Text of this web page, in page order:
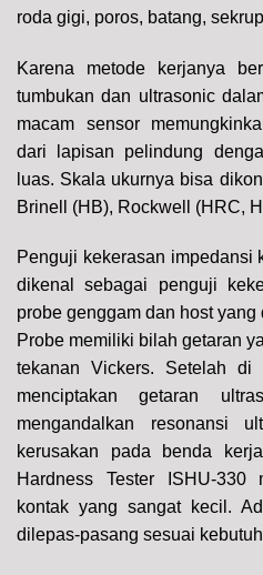
roda gigi, poros, batang,
Karena metode kerjanya
tumbukan dan ultrasonic
macam sensor
dari lapisan pelindung
luas. Skala ukurnya bisa
Brinell (HB), Rockwell (HRC,
Penguji kekerasan impedansi
dikenal sebagai penguji
probe genggam dan host
Probe memiliki bilah getaran
tekanan Vickers. Setelah
menciptakan getaran
mengandalkan resonansi
kerusakan pada benda
Hardness Tester ISHU-330
kontak yang sangat kecil.
dilepas-pasang sesuai